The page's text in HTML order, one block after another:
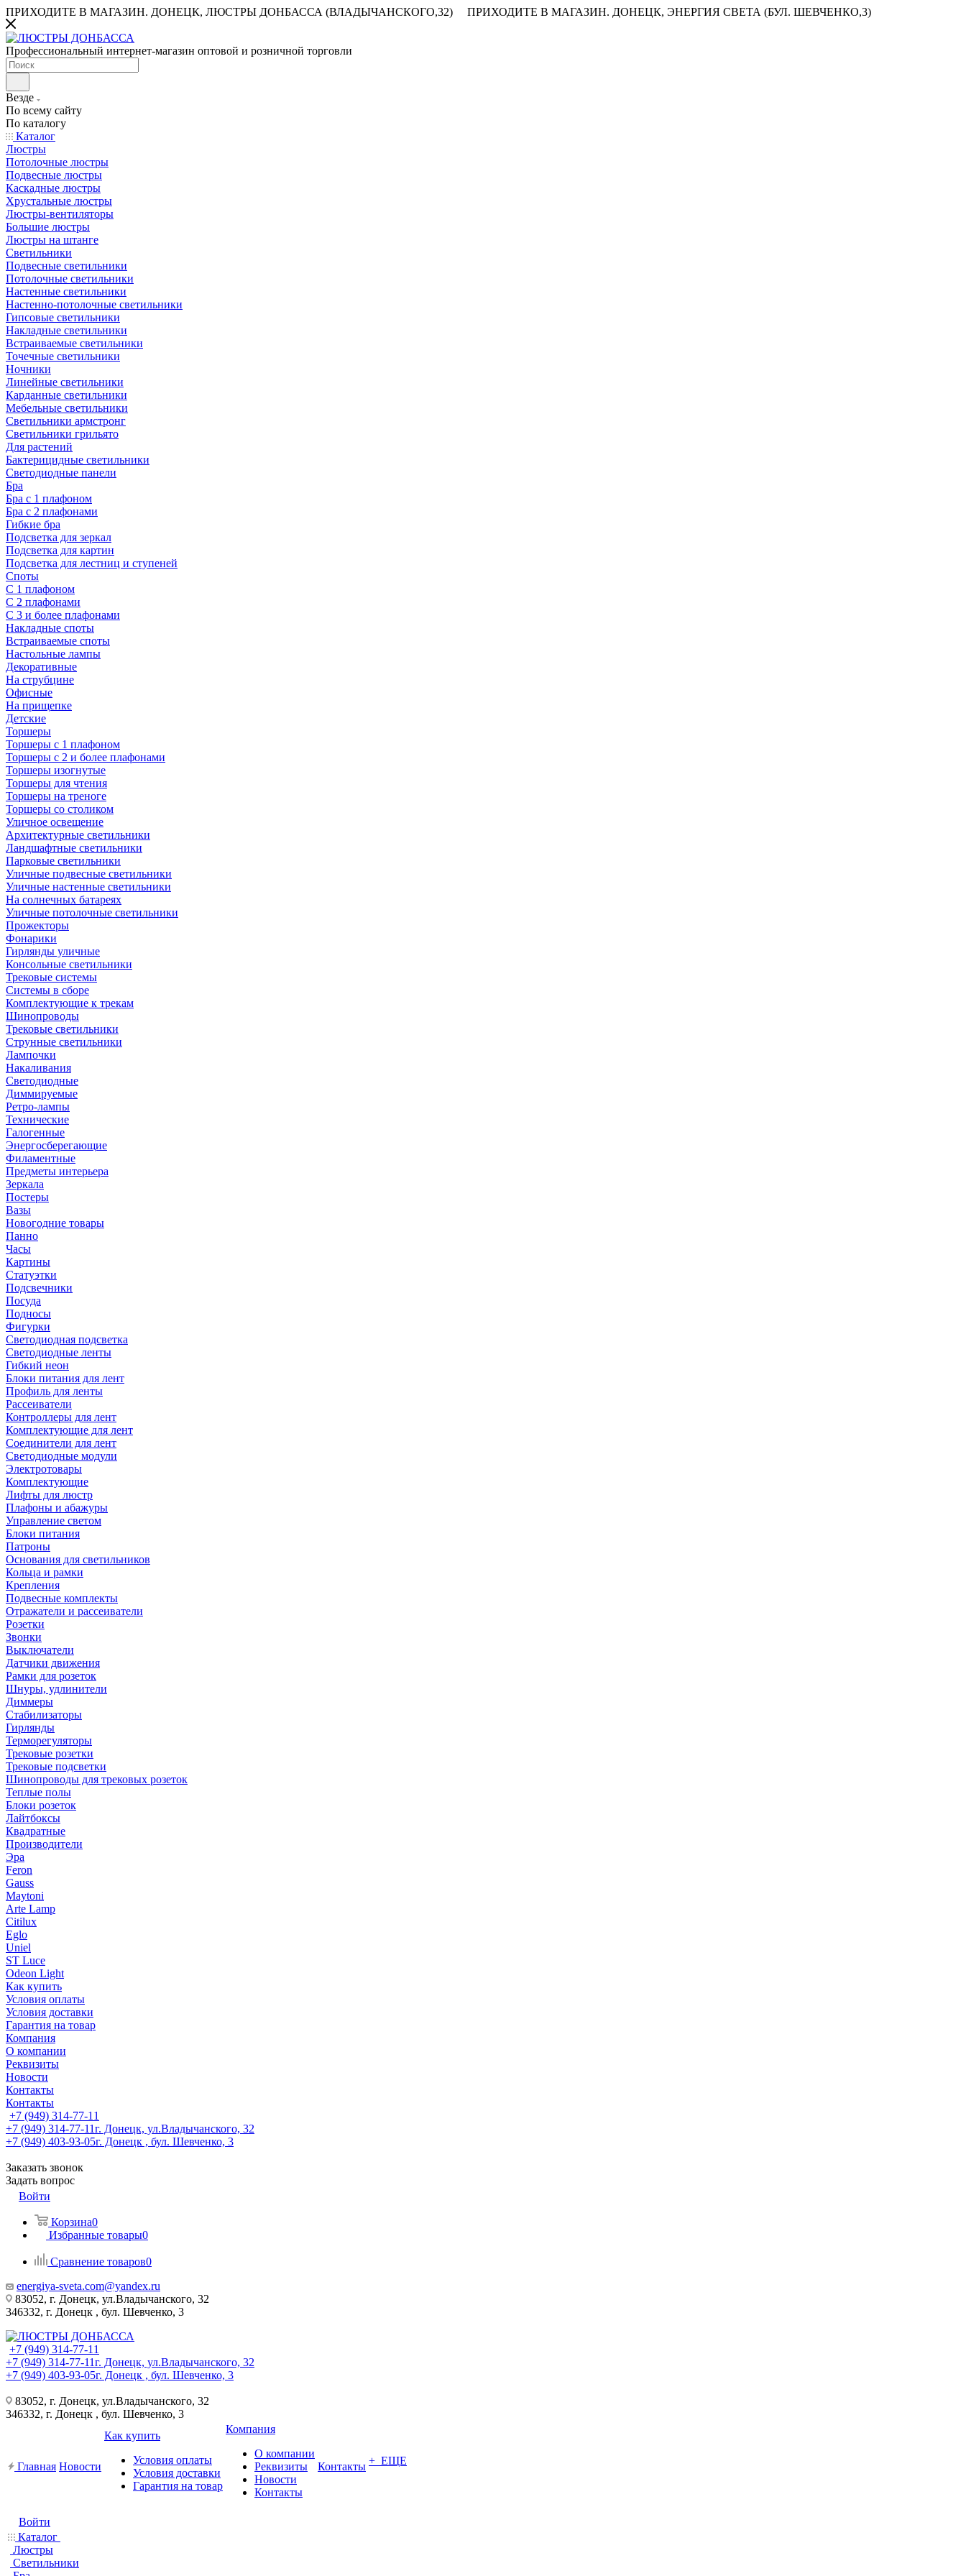
ПРИХОДИТЕ В МАГАЗИН. ДОНЕЦК, ЛЮСТРЫ ДОНБАССА (ВЛАДЫЧАНСКОГО,32) ПРИХОДИТЕ В МАГАЗИН. ДОНЕЦК, ЭНЕРГИЯ СВЕТА (БУЛ. ШЕВЧЕНКО,3)
Профессиональный интернет-магазин оптовой и розничной торговли
Везде
По всему сайту
По каталогу
Каталог
Люстры
Потолочные люстры
Подвесные люстры
Каскадные люстры
Хрустальные люстры
Люстры-вентиляторы
Большие люстры
Люстры на штанге
Светильники
Подвесные светильники
Потолочные светильники
Настенные светильники
Настенно-потолочные светильники
Гипсовые светильники
Накладные светильники
Встраиваемые светильники
Точечные светильники
Ночники
Линейные светильники
Карданные светильники
Мебельные светильники
Светильники армстронг
Светильники грильято
Для растений
Бактерицидные светильники
Светодиодные панели
Бра
Бра с 1 плафоном
Бра с 2 плафонами
Гибкие бра
Подсветка для зеркал
Подсветка для картин
Подсветка для лестниц и ступеней
Споты
С 1 плафоном
С 2 плафонами
С 3 и более плафонами
Накладные споты
Встраиваемые споты
Настольные лампы
Декоративные
На струбцине
Офисные
На прищепке
Детские
Торшеры
Торшеры с 1 плафоном
Торшеры с 2 и более плафонами
Торшеры изогнутые
Торшеры для чтения
Торшеры на треноге
Торшеры со столиком
Уличное освещение
Архитектурные светильники
Ландшафтные светильники
Парковые светильники
Уличные подвесные светильники
Уличные настенные светильники
На солнечных батареях
Уличные потолочные светильники
Прожекторы
Фонарики
Гирлянды уличные
Консольные светильники
Трековые системы
Системы в сборе
Комплектующие к трекам
Шинопроводы
Трековые светильники
Струнные светильники
Лампочки
Накаливания
Светодиодные
Диммируемые
Ретро-лампы
Технические
Галогенные
Энергосберегающие
Филаментные
Предметы интерьера
Зеркала
Постеры
Вазы
Новогодние товары
Панно
Часы
Картины
Статуэтки
Подсвечники
Посуда
Подносы
Фигурки
Светодиодная подсветка
Светодиодные ленты
Гибкий неон
Блоки питания для лент
Профиль для ленты
Рассеиватели
Контроллеры для лент
Комплектующие для лент
Соединители для лент
Светодиодные модули
Электротовары
Комплектующие
Лифты для люстр
Плафоны и абажуры
Управление светом
Блоки питания
Патроны
Основания для светильников
Кольца и рамки
Крепления
Подвесные комплекты
Отражатели и рассеиватели
Розетки
Звонки
Выключатели
Датчики движения
Рамки для розеток
Шнуры, удлинители
Диммеры
Стабилизаторы
Гирлянды
Терморегуляторы
Трековые розетки
Трековые подсветки
Шинопроводы для трековых розеток
Теплые полы
Блоки розеток
Лайтбоксы
Квадратные
Производители
Эра
Feron
Gauss
Maytoni
Arte Lamp
Citilux
Eglo
Uniel
ST Luce
Odeon Light
Как купить
Условия оплаты
Условия доставки
Гарантия на товар
Компания
О компании
Реквизиты
Новости
Контакты
Контакты
+7 (949) 314-77-11
+7 (949) 314-77-11г. Донецк, ул.Владычанского, 32
+7 (949) 403-93-05г. Донецк , бул. Шевченко, 3
Заказать звонок
Задать вопрос
Войти
Корзина0
Избранные товары0
Сравнение товаров0
energiya-sveta.com@yandex.ru
83052, г. Донецк, ул.Владычанского, 32
346332, г. Донецк , бул. Шевченко, 3
+7 (949) 314-77-11
+7 (949) 314-77-11г. Донецк, ул.Владычанского, 32
+7 (949) 403-93-05г. Донецк , бул. Шевченко, 3
83052, г. Донецк, ул.Владычанского, 32
346332, г. Донецк , бул. Шевченко, 3
Главная Новости
Как купить
Условия оплаты
Условия доставки
Гарантия на товар
Компания
О компании
Реквизиты
Новости
Контакты
Контакты + ЕЩЕ
Войти
Каталог
Люстры
Светильники